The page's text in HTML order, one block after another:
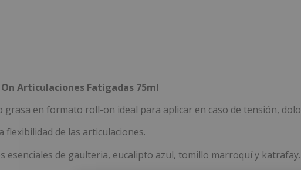
Articulaciones Fatigadas 75ml
grasa en formato roll-on ideal para aplicar en caso de tensión,
de las articulaciones.
esenciales de gaulteria, eucalipto azul, tomillo marroquí y katrafay.